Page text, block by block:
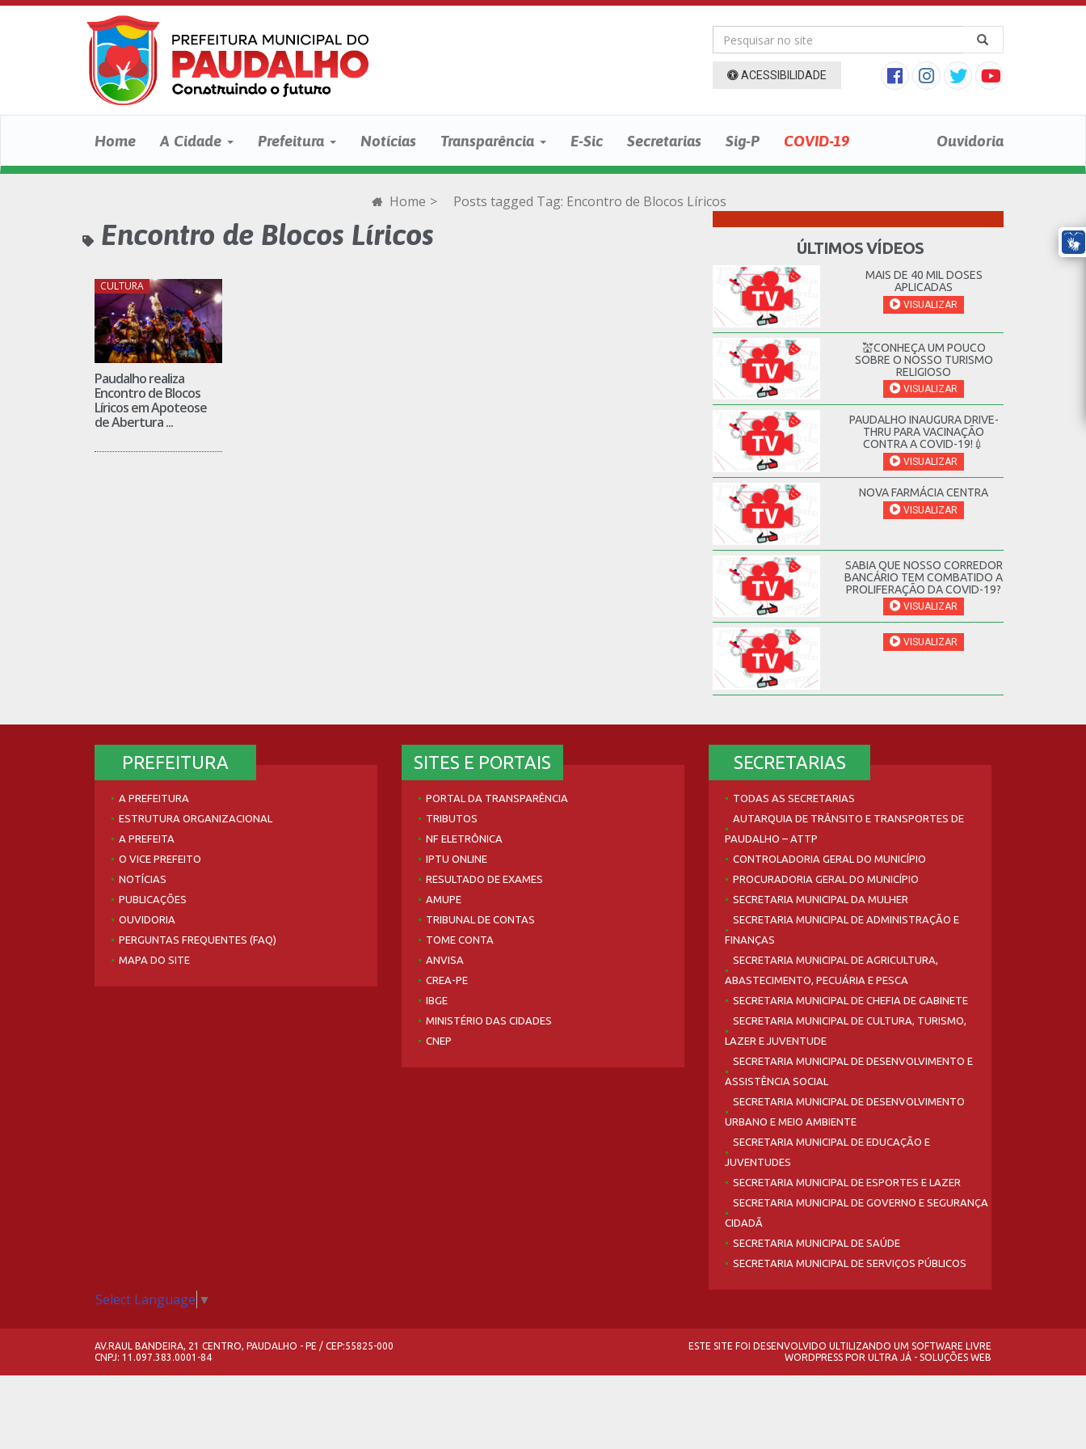
ACESSIBILIDADE
Home A Cidade Prefeitura Notícias Transparência E-Sic Secretarias Sig-P COVID-19 Ouvidoria
Home > Posts tagged Tag: Encontro de Blocos Líricos
Encontro de Blocos Líricos
CULTURA
Paudalho realiza
Encontro de Blocos
Líricos em Apoteose
de Abertura ...
ÚLTIMOS VÍDEOS
MAIS DE 40 MIL DOSES
APLICADAS
VISUALIZAR
💒CONHEÇA UM POUCO
SOBRE O NOSSO TURISMO
RELIGIOSO
VISUALIZAR
PAUDALHO INAUGURA DRIVE-
THRU PARA VACINAÇÃO
CONTRA A COVID-19!💉
VISUALIZAR
NOVA FARMÁCIA CENTRA
VISUALIZAR
SABIA QUE NOSSO CORREDOR
BANCÁRIO TEM COMBATIDO A
PROLIFERAÇÃO DA COVID-19?
VISUALIZAR
VISUALIZAR
PREFEITURA
A PREFEITURA
ESTRUTURA ORGANIZACIONAL
A PREFEITA
O VICE PREFEITO
NOTÍCIAS
PUBLICAÇÕES
OUVIDORIA
PERGUNTAS FREQUENTES (FAQ)
MAPA DO SITE
SITES E PORTAIS
PORTAL DA TRANSPARÊNCIA
TRIBUTOS
NF ELETRÔNICA
IPTU ONLINE
RESULTADO DE EXAMES
AMUPE
TRIBUNAL DE CONTAS
TOME CONTA
ANVISA
CREA-PE
IBGE
MINISTÉRIO DAS CIDADES
CNEP
SECRETARIAS
TODAS AS SECRETARIAS
AUTARQUIA DE TRÂNSITO E TRANSPORTES DE
PAUDALHO – ATTP
CONTROLADORIA GERAL DO MUNICÍPIO
PROCURADORIA GERAL DO MUNICÍPIO
SECRETARIA MUNICIPAL DA MULHER
SECRETARIA MUNICIPAL DE ADMINISTRAÇÃO E
FINANÇAS
SECRETARIA MUNICIPAL DE AGRICULTURA,
ABASTECIMENTO, PECUÁRIA E PESCA
SECRETARIA MUNICIPAL DE CHEFIA DE GABINETE
SECRETARIA MUNICIPAL DE CULTURA, TURISMO,
LAZER E JUVENTUDE
SECRETARIA MUNICIPAL DE DESENVOLVIMENTO E
ASSISTÊNCIA SOCIAL
SECRETARIA MUNICIPAL DE DESENVOLVIMENTO
URBANO E MEIO AMBIENTE
SECRETARIA MUNICIPAL DE EDUCAÇÃO E
JUVENTUDES
SECRETARIA MUNICIPAL DE ESPORTES E LAZER
SECRETARIA MUNICIPAL DE GOVERNO E SEGURANÇA
CIDADÃ
SECRETARIA MUNICIPAL DE SAÚDE
SECRETARIA MUNICIPAL DE SERVIÇOS PÚBLICOS
Select Language ▼
AV.RAUL BANDEIRA, 21 CENTRO, PAUDALHO - PE / CEP:55825-000
CNPJ: 11.097.383.0001-84
ESTE SITE FOI DESENVOLVIDO ULTILIZANDO UM SOFTWARE LIVRE
WORDPRESS POR ULTRA JÁ - SOLUÇÕES WEB